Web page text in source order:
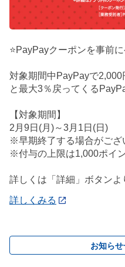
⭐PayPayクーポンを事前に
対象期間中PayPayで
と最大3％戻ってくる
【対象期間】
2月9日(月)～3月1日(日)
※早期終了する場合がござ
※付与の上限は1,000ポイ
詳しくは「詳細」ボタンよ
詳しくみる
お知ら